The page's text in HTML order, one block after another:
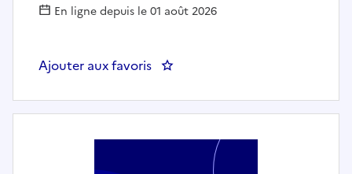
En ligne depuis le 01 août 2026
Ajouter aux favoris : Agent polyvalent d'entretien